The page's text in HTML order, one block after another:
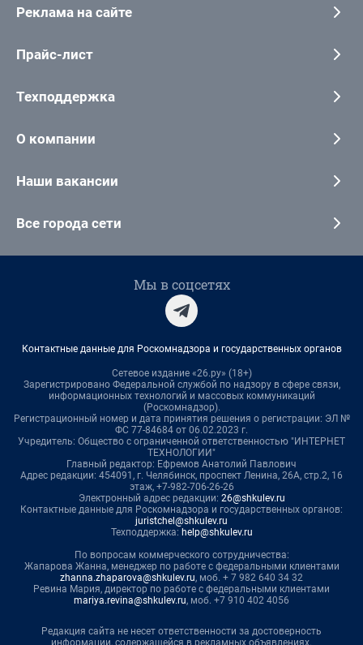
Реклама на сайте
Прайс-лист
Техподдержка
О компании
Наши вакансии
Все города сети
Мы в соцсетях
Контактные данные для Роскомнадзора и государственных органов
Сетевое издание «26.ру» (18+)
Зарегистрировано Федеральной службой по надзору в сфере связи,
информационных технологий и массовых коммуникаций
(Роскомнадзор).
Регистрационный номер и дата принятия решения о регистрации: ЭЛ №
ФС 77-84684 от 06.02.2023 г.
Учредитель: Общество с ограниченной ответственностью "ИНТЕРНЕТ
ТЕХНОЛОГИИ"
Главный редактор: Ефремов Анатолий Павлович
Адрес редакции: 454091, г. Челябинск, проспект Ленина, 26А, стр.2, 16
этаж, +7-982-706-26-26
Электронный адрес редакции: 26@shkulev.ru
Контактные данные для Роскомнадзора и государственных органов:
juristchel@shkulev.ru
Техподдержка: help@shkulev.ru
По вопросам коммерческого сотрудничества:
Жапарова Жанна, менеджер по работе с федеральными клиентами
zhanna.zhaparova@shkulev.ru, моб. + 7 982 640 34 32
Ревина Мария, директор по работе с федеральными клиентами
mariya.revina@shkulev.ru, моб. +7 910 402 4056
Редакция сайта не несет ответственности за достоверность